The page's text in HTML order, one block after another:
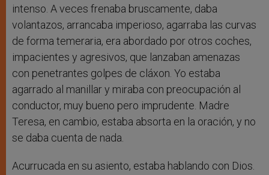
intenso. A veces frenaba bruscamente, daba
volantazos, arrancaba imperioso, agarraba las curvas
de forma temeraria, era abordado por otros coches,
impacientes y agresivos, que lanzaban amenazas
con penetrantes golpes de cláxon. Yo estaba
agarrado al manillar y miraba con preocupación al
conductor, muy bueno pero imprudente. Madre
Teresa, en cambio, estaba absorta en la oración, y no
se daba cuenta de nada.
Acurrucada en su asiento, estaba hablando con Dios.